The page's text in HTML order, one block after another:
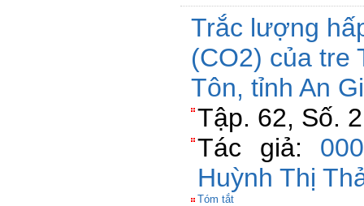
Trắc lượng
(CO2) của tre
Tôn, tỉnh An
Tập. 62, Số.
Tác giả:
Huỳnh Thị
Tóm tắt